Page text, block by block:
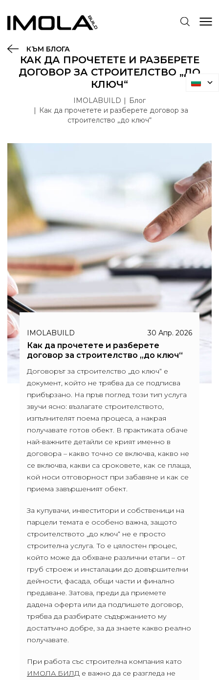
КЪМ БЛОГА
КАК ДА ПРОЧЕТЕТЕ И РАЗБЕРЕТЕ
ДОГОВОР ЗА СТРОИТЕЛСТВО „ДО
КЛЮЧ“
IMOLABUILD
Блог
Как да прочетете и разберете договор за
строителство „до ключ“
IMOLABUILD 30 Апр. 2026
Как да прочетете и разберете
договор за строителство „до ключ“
Договорът за строителство „до ключ“ е
документ, който не трябва да се подписва
прибързано. На пръв поглед този тип услуга
звучи ясно: възлагате строителството,
изпълнителят поема процеса, а накрая
получавате готов обект. В практиката обаче
най-важните детайли се крият именно в
договора – какво точно се включва, какво не
се включва, какви са сроковете, как се плаща,
кой носи отговорност при забавяне и как се
приема завършеният обект.
За купувачи, инвеститори и собственици на
парцели темата е особено важна, защото
строителството „до ключ“ не е просто
строителна услуга. То е цялостен процес,
който може да обхване различни етапи – от
груб строеж и инсталации до довършителни
дейности, фасада, общи части и финално
предаване. Затова, преди да приемете
дадена оферта или да подпишете договор,
трябва да разбирате съдържанието му
достатъчно добре, за да знаете какво реално
получавате.
При работа със строителна компания като
ИМОЛА БИЛД е важно да се разгледа не